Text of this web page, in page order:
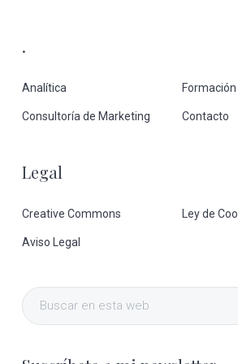
.
Analítica Formación
Consultoría de Marketing Contacto
Legal
Creative Commons Ley de
Aviso Legal
Buscar
en